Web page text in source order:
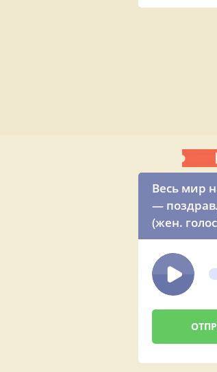
Весь мир
—
(жен.